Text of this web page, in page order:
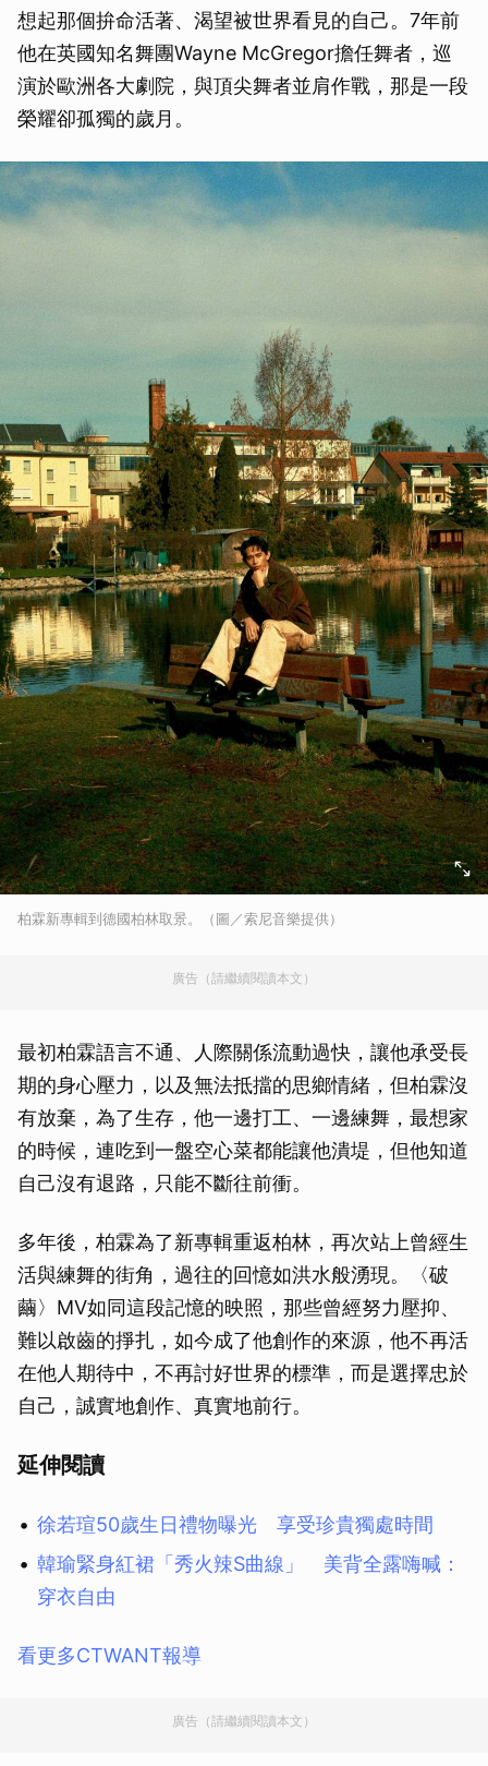
想起那個拚命活著、渴望被世界看見的自己。7年前
他在英國知名舞團Wayne McGregor擔任舞者，巡
演於歐洲各大劇院，與頂尖舞者並肩作戰，那是一段
榮耀卻孤獨的歲月。
柏霖新專輯到德國柏林取景。（圖／索尼音樂提供）
廣告（請繼續閱讀本文）
最初柏霖語言不通、人際關係流動過快，讓他承受長
期的身心壓力，以及無法抵擋的思鄉情緒，但柏霖沒
有放棄，為了生存，他一邊打工、一邊練舞，最想家
的時候，連吃到一盤空心菜都能讓他潰堤，但他知道
自己沒有退路，只能不斷往前衝。
多年後，柏霖為了新專輯重返柏林，再次站上曾經生
活與練舞的街角，過往的回憶如洪水般湧現。〈破
繭〉MV如同這段記憶的映照，那些曾經努力壓抑、
難以啟齒的掙扎，如今成了他創作的來源，他不再活
在他人期待中，不再討好世界的標準，而是選擇忠於
自己，誠實地創作、真實地前行。
延伸閱讀
徐若瑄50歲生日禮物曝光 享受珍貴獨處時間
韓瑜緊身紅裙「秀火辣S曲線」 美背全露嗨喊：
穿衣自由
看更多CTWANT報導
廣告（請繼續閱讀本文）